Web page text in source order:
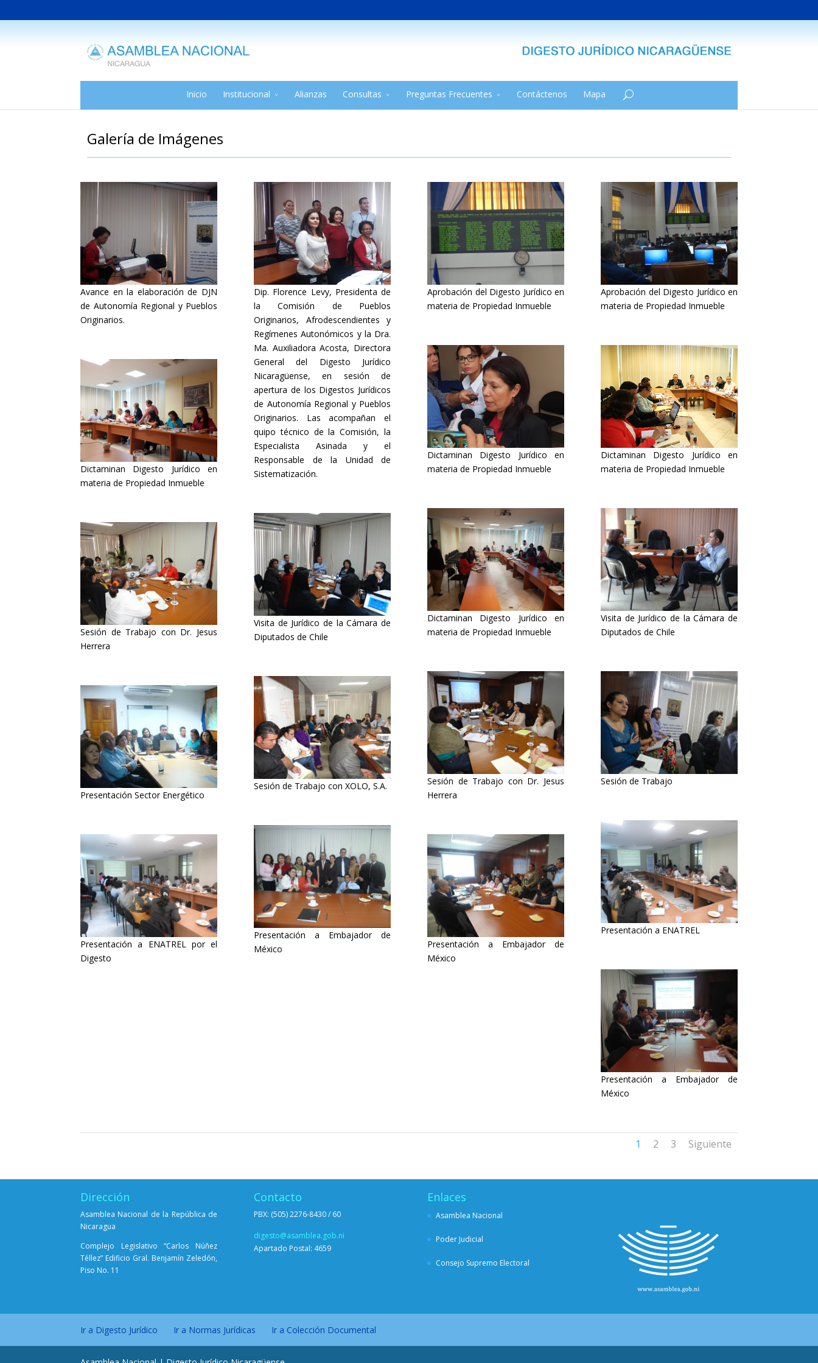
Inicio Institucional Alianzas Consultas Preguntas Frecuentes Contáctenos Mapa
Galería de Imágenes
Avance en la elaboración de DJN
de Autonomía Regional y Pueblos
Originarios.
Dip. Florence Levy, Presidenta de
la Comisión de Pueblos
Originarios, Afrodescendientes y
Regímenes Autonómicos y la Dra.
Ma. Auxiliadora Acosta, Directora
General del Digesto Jurídico
Nicaragüense, en sesión de
apertura de los Digestos Jurídicos
de Autonomía Regional y Pueblos
Originarios. Las acompañan el
quipo técnico de la Comisión, la
Especialista Asinada y el
Responsable de la Unidad de
Sistematización.
Aprobación del Digesto Jurídico en
materia de Propiedad Inmueble
Aprobación del Digesto Jurídico en
materia de Propiedad Inmueble
Dictaminan Digesto Jurídico en
materia de Propiedad Inmueble
Dictaminan Digesto Jurídico en
materia de Propiedad Inmueble
Dictaminan Digesto Jurídico en
materia de Propiedad Inmueble
Dictaminan Digesto Jurídico en
materia de Propiedad Inmueble
Visita de Jurídico de la Cámara de
Diputados de Chile
Visita de Jurídico de la Cámara de
Diputados de Chile
Sesión de Trabajo con Dr. Jesus
Herrera
Sesión de Trabajo con Dr. Jesus
Herrera
Sesión de Trabajo
Sesión de Trabajo con XOLO, S.A.
Presentación Sector Energético
Presentación a ENATREL
Presentación a Embajador de
México
Presentación a ENATREL por el
Digesto
Presentación a Embajador de
México
Presentación a Embajador de
México
1 2 3 Siguiente
Dirección
Asamblea Nacional de la República de
Nicaragua
Complejo Legislativo “Carlos Núñez
Téllez” Edificio Gral. Benjamín Zeledón,
Piso No. 11
Contacto
PBX: (505) 2276-8430 / 60
digesto@asamblea.gob.ni
Apartado Postal: 4659
Enlaces
Asamblea Nacional
Poder Judicial
Consejo Supremo Electoral
Ir a Digesto Jurídico Ir a Normas Jurídicas Ir a Colección Documental